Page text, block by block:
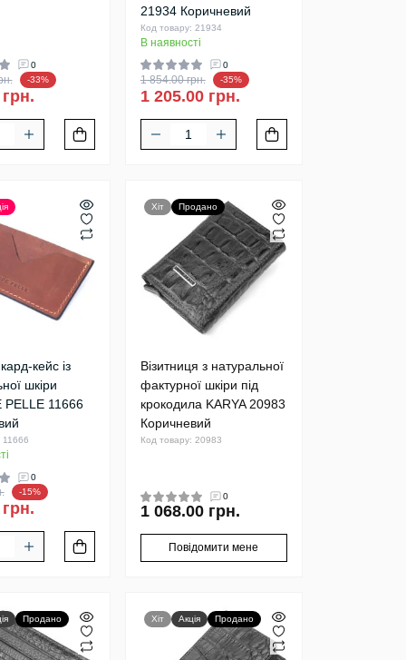
0
-33%
21934 Коричневий
Код товару: 21934
В наявності
0
1 854.00 грн. -35%
1 205.00 грн.
кейс із
шкіри
PELLE 11666
11666
0
-15%
Хіт Продано
Візитниця з натуральної
фактурної шкіри під
крокодила KARYA 20983
Коричневий
Код товару: 20983
0
1 068.00 грн.
Повідомити мене
Продано Хіт Акція Продано